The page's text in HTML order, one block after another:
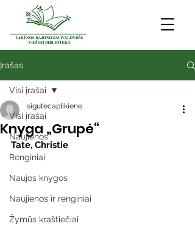
Įrašas
Visi įrašai
Naujienos
Renginiai
Naujos knygos
Naujienos ir renginiai
Žymūs kraštiečiai
Visi įrašai
Knyga „Grupė“
sigutecaplikiene
Tate, Christie